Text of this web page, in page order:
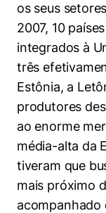
os seus
2007, 10
integrados à
três
Estônia, a
produtores
ao enorme
média-alta da
tiveram que
mais próximo
acompanhado